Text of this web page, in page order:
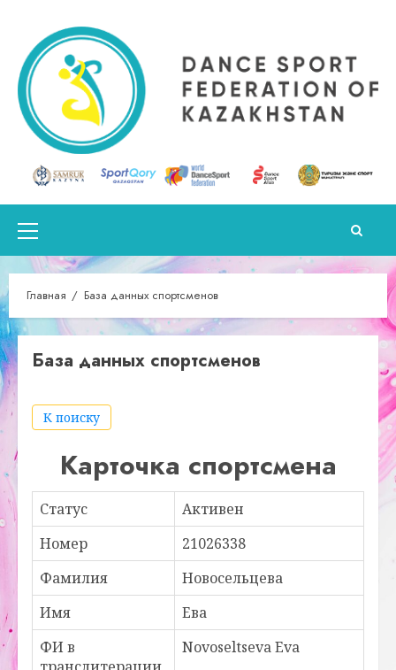
содержимому
Основное
меню
Главная База данных спортсменов
База данных спортсменов
К поиску
Карточка спортсмена
Статус
Активен
Номер
21026338
Фамилия
Новосельцева
Имя
Ева
ФИ в
Novoseltseva Eva